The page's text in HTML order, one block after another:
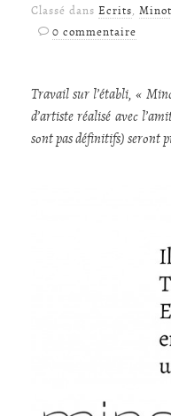
Classé dans Ecrits,
0 commentaire
Travail sur l’établi, «
d’artiste réalisé avec
sont pas définitifs) seront